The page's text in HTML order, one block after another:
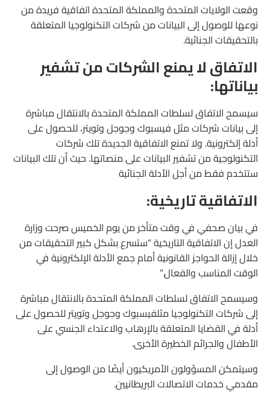
وقعت الولايات المتحدة والمملكة المتحدة اتفاقية فريدة من
نوعها للوصول إلى البيانات من شركات التكنولوجيا المتعلقة
بالتحقيقات الجنائية.
الاتفاق لا يمنع الشركات من تشفير
بياناتها:
سيسمح الاتفاق لسلطات المملكة المتحدة بالانتقال مباشرة
إلى بيانات شركات مثل فيسبوك وجوجل وتويتر، للحصول على
أدلة إلكترونية. ولا تمنع الاتفاقية الجديدة تلك شركات
التكنولوجية من تشفير البيانات على منصاتها. حيث أن تلك البيانات
ستتخدم فقط من أجل الأدلة الجنائية
الاتفاقية تاريخية:
في بيان صحفي في وقت متأخر من يوم الخميس صرحت وزارة
العدل إن الاتفاقية التاريخية “ستسرع بشكل كبير التحقيقات من
خلال إزالة الحواجز القانونية أمام جمع الأدلة الإلكترونية في
الوقت المناسب والفعال.”
وسيسمح الاتفاق لسلطات المملكة المتحدة بالانتقال مباشرة
إلى شركات التكنولوجيا مثلفيسبوك وجوجل وتويتر للحصول على
أدلة في القضايا المتعلقة بالإرهاب والاعتداء الجنسي على
الأطفال والجرائم الخطيرة الأخرى.
وسيتمكن المسؤولون الأمريكيون أيضًا من الوصول إلى
مقدمي خدمات الاتصالات البريطانيين.